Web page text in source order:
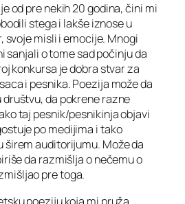
od pre nekih 20 godina, čini mi
stega i lakše iznose u
svoje misli i emocije. Mnogi
sanjali o tome sad počinju da
konkursa je dobra stvar za
i pesnika. Poezija može da
da pokrene razne
taj pesnik/pesnikinja objavi
po medijima i tako
širem auditorijumu. Može da
da razmišlja o nečemu o
pre toga.